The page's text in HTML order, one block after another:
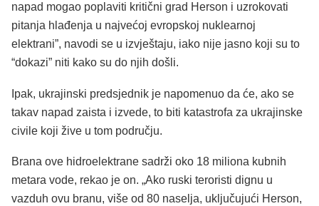
napad mogao poplaviti kritični grad Herson i uzrokovati
pitanja hlađenja u najvećoj evropskoj nuklearnoj
elektrani”, navodi se u izvještaju, iako nije jasno koji su to
“dokazi” niti kako su do njih došli.
Ipak, ukrajinski predsjednik je napomenuo da će, ako se
takav napad zaista i izvede, to biti katastrofa za ukrajinske
civile koji žive u tom području.
Brana ove hidroelektrane sadrži oko 18 miliona kubnih
metara vode, rekao je on. „Ako ruski teroristi dignu u
vazduh ovu branu, više od 80 naselja, uključujući Herson,